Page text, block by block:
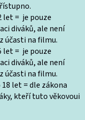
let = je pouze
diváků, ale není
účasti na filmu.
let = je pouze
diváků, ale není
účasti na filmu.
let = dle zákona
kteří tuto věkovoui